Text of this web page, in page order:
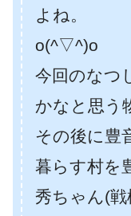
よね。
o(^▽^)o
今回のなつ
かなと思う
その後に豊
暮らす村を
秀ちゃん(